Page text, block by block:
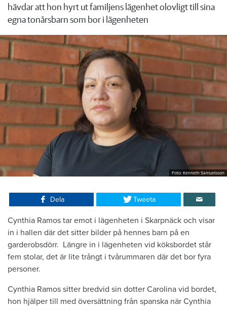
hävdar att hon hyrt ut familjens lägenhet olovligt till sina
egna tonårsbarn som bor i lägenheten
Foto: Kenneth Samuelsson
Dela Tweeta
Cynthia Ramos tar emot i lägenheten i Skarpnäck och visar
in i hallen där det sitter bilder på hennes barn på en
garderobsdörr. Längre in i lägenheten vid köksbordet står
fem stolar, det är lite trångt i tvårummaren där det bor fyra
personer.
Cynthia Ramos sitter bredvid sin dotter Carolina vid bordet,
hon hjälper till med översättning från spanska när Cynthia